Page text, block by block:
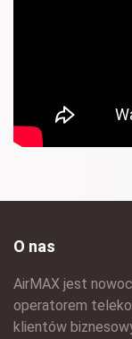
O nas
AirMAX jest
operatorem
klientów